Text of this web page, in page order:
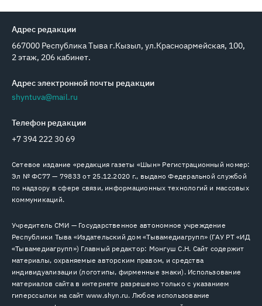
Адрес редакции
667000 Республика Тыва г.Кызыл, ул.Красноармейская, 100,
2 этаж, 206 кабинет.
Адрес электронной почты редакции
shyntuva@mail.ru
Телефон редакции
+7 394 222 30 69
Сетевое издание «редакция газеты «Шын» Регистрационный номер:
Эл № ФС77 — 79833 от 25.12.2020 г., выдано Федеральной службой
по надзору в сфере связи, информационных технологий и массовых
коммуникаций.
Учредитель СМИ — Государственное автономное учреждение
Республики Тыва «Издательский дом «Тывамедиагрупп» (ГАУ РТ «ИД
«Тывамедиагрупп») Главный редактор: Монгуш С.Н. Сайт содержит
материалы, охраняемые авторским правом, и средства
индивидуализации (логотипы, фирменные знаки). Использование
материалов сайта в интернете разрешено только с указанием
гиперссылки на сайт www.shyn.ru. Любое использование